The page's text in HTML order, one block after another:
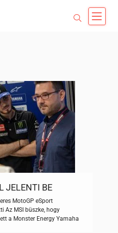
JELENTI BE
PARTNERSÉGÉT
YAMAHA
MotoGP eSport
Az MSI büszke, hogy
a Monster Energy Yamaha